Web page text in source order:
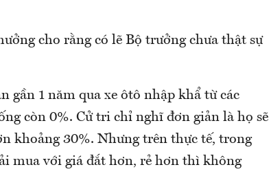
cho rằng có lẽ Bộ trưởng chưa thật sự
gần 1 năm qua xe ôtô nhập khẩ từ các
còn 0%. Cử tri chỉ nghĩ đơn giản là họ sẽ
khoảng 30%. Nhưng trên thực tế, trong
mua với giá đắt hơn, rẻ hơn thì không